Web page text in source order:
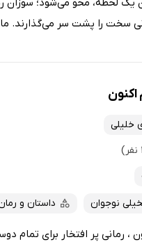
سخت را پشت سر می‌گذارند.
خلیلی
نوجوان داستان و
رمانی پر افتخار برای تمام